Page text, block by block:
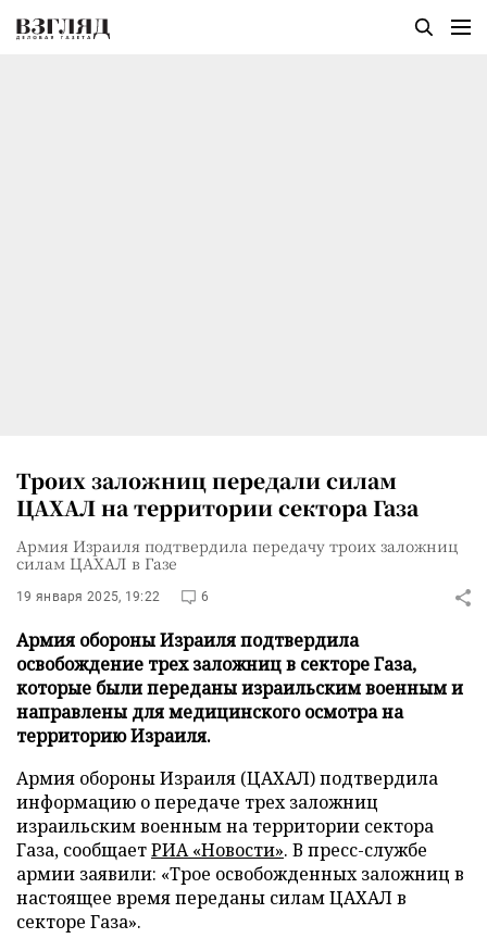
Троих заложниц передали силам
ЦАХАЛ на территории сектора Газа
Армия Израиля подтвердила передачу троих заложниц
силам ЦАХАЛ в Газе
19 января 2025, 19:22 6
Армия обороны Израиля подтвердила
освобождение трех заложниц в секторе Газа,
которые были переданы израильским военным и
направлены для медицинского осмотра на
территорию Израиля.
Армия обороны Израиля (ЦАХАЛ) подтвердила
информацию о передаче трех заложниц
израильским военным на территории сектора
Газа, сообщаетРИА «Новости». В пресс-службе
армии заявили: «Трое освобожденных заложниц в
настоящее время переданы силам ЦАХАЛ в
секторе Газа».